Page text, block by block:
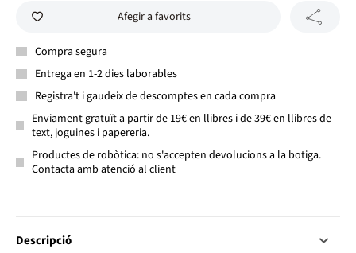
Afegir a favorits
Compra segura
Entrega en 1-2 dies laborables
Registra't i gaudeix de descomptes en cada compra
Enviament gratuït a partir de 19€ en llibres i de 39€ en llibres de
text, joguines i papereria.
Productes de robòtica: no s'accepten devolucions a la botiga.
Contacta amb atenció al client
Descripció